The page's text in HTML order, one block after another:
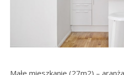
Małe mieszkanie (27m2) –